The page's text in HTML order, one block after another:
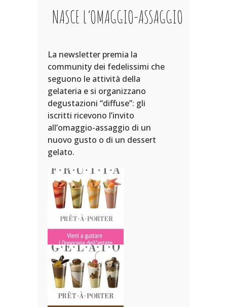
NASCE L’OMAGGIO-ASSAGGIO
La newsletter premia la
community dei fedelissimi che
seguono le attività della
gelateria e si organizzano
degustazioni “diffuse”: gli
iscritti ricevono l’invito
all’omaggio-assaggio di un
nuovo gusto o di un dessert
gelato.